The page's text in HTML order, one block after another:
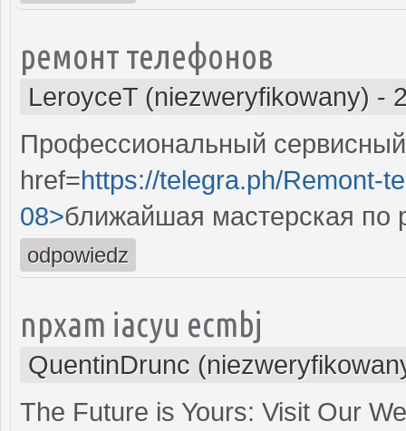
ремонт телефонов
LeroyceT (niezweryfikowany) -
Профессиональный
href=https://telegra.ph/Remont-
08>ближайшая мастерская по
odpowiedz
npxam iacyu ecmbj
QuentinDrunc
The Future is Yours: Visit Our